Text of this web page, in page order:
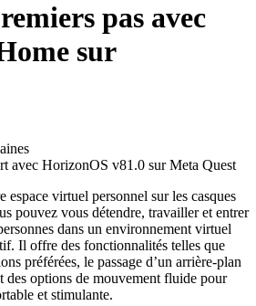
pas avec
sur
avec HorizonOS v81.0 sur Meta Quest
espace virtuel personnel sur les casques
pouvez vous détendre, travailler et entrer
dans un environnement virtuel
Il offre des fonctionnalités telles que
préférées, le passage d’un arrière-plan
des options de mouvement fluide pour
et stimulante.